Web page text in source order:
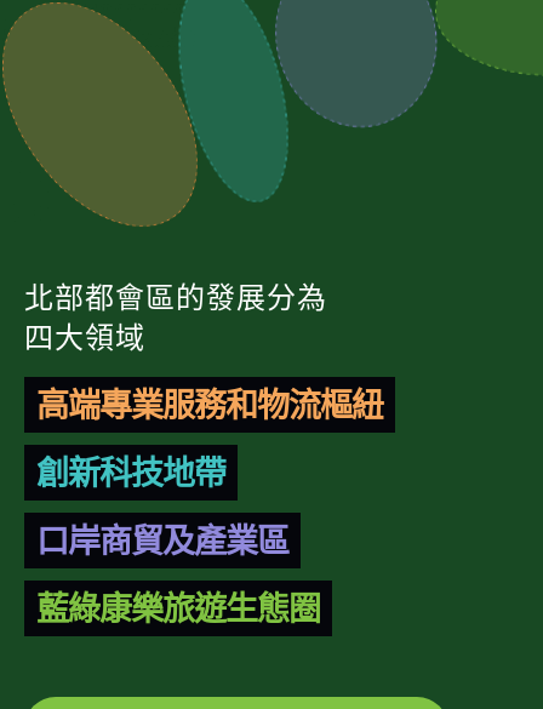
北部都會區的發展分為
四大領域
高端專業服務和物流樞紐
創新科技地帶
口岸商貿及產業區
藍綠康樂旅遊生態圈